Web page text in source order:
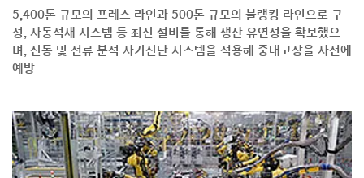
5,400톤 규모의 프레스 라인과 500톤 규모의 블랭킹 라인으로 구
성, 자동적재 시스템 등 최신 설비를 통해 생산 유연성을 확보했으
며, 진동 및 전류 분석 자기진단 시스템을 적용해 중대고장을 사전에
예방